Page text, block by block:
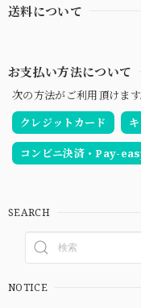
送料について
お支払い方法について
次の方法がご利用頂けます
クレジットカード
コンビニ決済・Pay-
SEARCH
NOTICE